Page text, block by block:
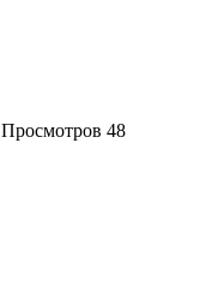
Просмотров 48